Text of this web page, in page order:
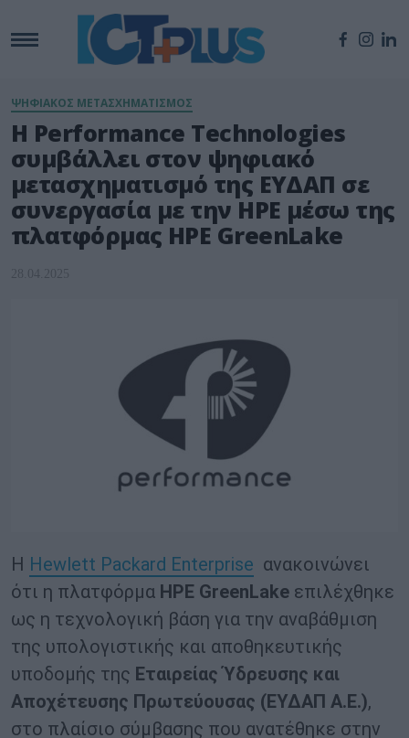
ΨΗΦΙΑΚΟΣ ΜΕΤΑΣΧΗΜΑΤΙΣΜΟΣ
Η Performance Technologies
συμβάλλει στον ψηφιακό
μετασχηματισμό της ΕΥΔΑΠ σε
συνεργασία με την HPE μέσω της
πλατφόρμας HPE GreenLake
28.04.2025
Η Hewlett Packard Enterprise ανακοινώνει
ότι η πλατφόρμα HPE GreenLake επιλέχθηκε
ως η τεχνολογική βάση για την αναβάθμιση
της υπολογιστικής και αποθηκευτικής
υποδομής της Εταιρείας Ύδρευσης και
Αποχέτευσης Πρωτεύουσας (ΕΥΔΑΠ Α.Ε.),
στο πλαίσιο σύμβασης που ανατέθηκε στην